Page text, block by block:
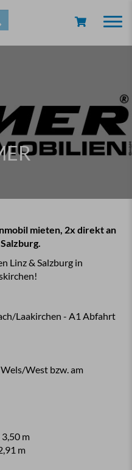
mieten, 2x direkt an
Linz & Salzburg in
Laakirchen - A1 Abfahrt
West bzw. am
m
m